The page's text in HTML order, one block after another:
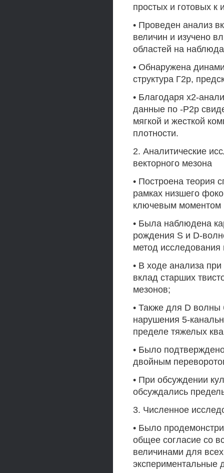
простых и готовых к
• Проведен анализ
величин и изучено
областей на
• Обнаружена
структура Г2р,
• Благодаря х2-
данные по -Р2р
мягкой и жесткой
плотности.
2. Аналитические
векторного мезона
• Построена теория
рамках низшего
ключевым моментом
• Была наблюдена
рождения S и D-
метод исследования
• В ходе анализа
вклад старших
мезонов;
• Также для D
нарушения 5-
пределе тяжелых
• Было
двойным
• При обсуждении
обсуждались
3. Численное
• Было
общее согласие со
величинами для
экспериментальные